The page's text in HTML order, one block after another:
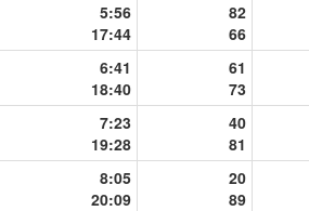
5:56
17:44
82
66
6:41
18:40
61
73
7:23
19:28
40
81
8:05
20:09
20
89